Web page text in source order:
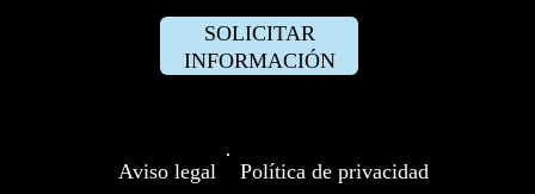
SOLICITAR
INFORMACIÓN
Aviso legal
·
Política de privacidad